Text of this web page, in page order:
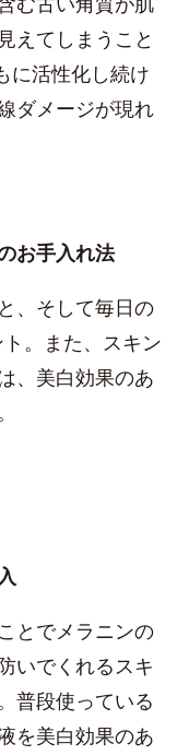
えてしまうこと
に活性化し続け
ダメージが現れ
お手入れ法
、そして毎日の
。また、スキン
、美白効果のあ
とでメラニンの
いでくれるスキ
普段使っている
を美白効果のあ